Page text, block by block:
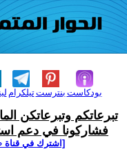
تيلكرامبنترست بودكاست
تبرعاتكم وتبرعاتكن
فشاركونا في دعم
[اشترك في قناة